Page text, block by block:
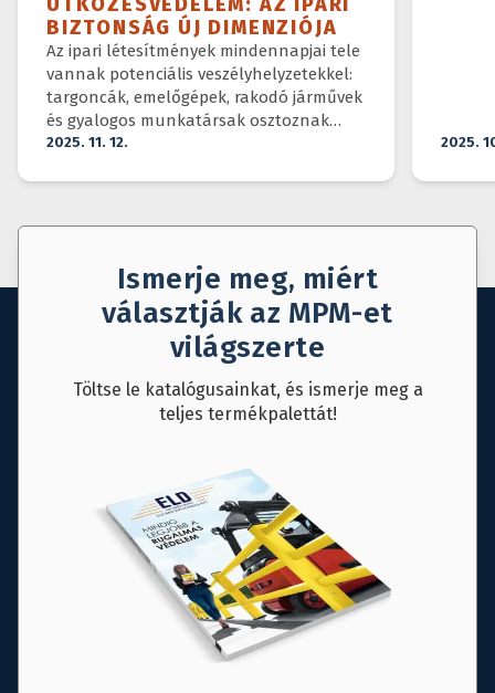
BIZTONSÁG ÚJ DIMENZIÓJA
Az ipari létesítmények mindennapjai tele
vannak potenciális veszélyhelyzetekkel:
targoncák, emelőgépek, rakodó járművek
és gyalogos munkatársak osztoznak
ugyanazon a téren.
2025. 11. 12. 2025.
Ismerje meg, miért
választják az MPM-et
világszerte
Töltse le katalógusainkat, és ismerje meg a
teljes termékpalettát!